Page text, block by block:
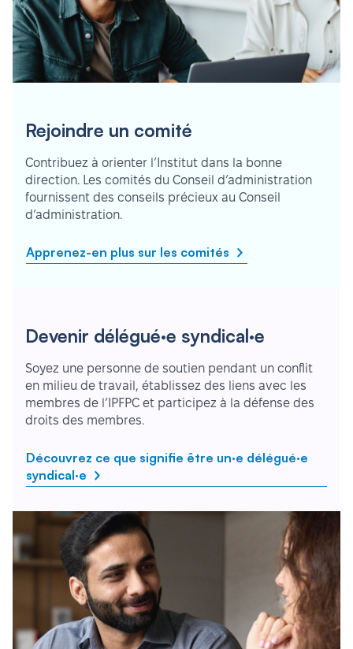
Rejoindre un comité
Contribuez à orienter l’Institut dans la bonne
direction. Les comités du Conseil d’administration
fournissent des conseils précieux au Conseil
d’administration.
Apprenez-en plus sur les comités
Devenir délégué·e syndical·e
Soyez une personne de soutien pendant un conflit
en milieu de travail, établissez des liens avec les
membres de l’IPFPC et participez à la défense des
droits des membres.
Découvrez ce que signifie être un·e délégué·e
syndical·e